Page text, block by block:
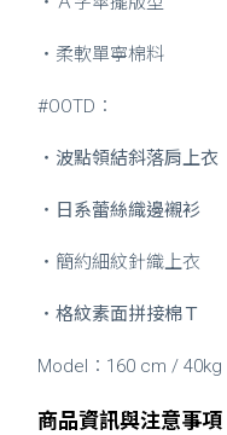
・柔軟單寧棉料
#OOTD：
・ 波點領結斜落肩上衣
・ 日系蕾絲織邊襯衫
・簡約細紋針織上衣
・ 格紋素面拼接棉Ｔ
Model：160 cm / 40kg
商品資訊與注意事項